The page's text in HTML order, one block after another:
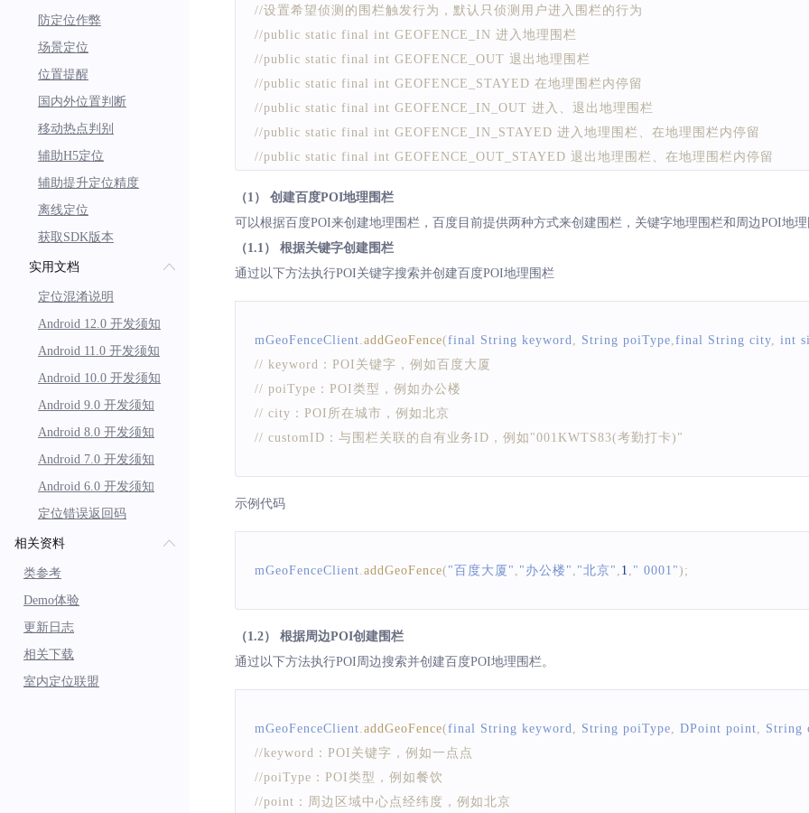
防定位作弊
场景定位
位置提醒
国内外位置判断
移动热点判别
辅助H5定位
辅助提升定位精度
离线定位
获取SDK版本
实用文档
定位混淆说明
Android 12.0 开发须知
Android 11.0 开发须知
Android 10.0 开发须知
Android 9.0 开发须知
Android 8.0 开发须知
Android 7.0 开发须知
Android 6.0 开发须知
定位错误返回码
相关资料
类参考
Demo体验
更新日志
相关下载
室内定位联盟
//设置希望侦测的围栏触发行为，默认只侦测用户进入围栏的行为
//public static final int GEOFENCE_IN 进入地理围栏
//public static final int GEOFENCE_OUT 退出地理围栏
//public static final int GEOFENCE_STAYED 在地理围栏内停留
//public static final int GEOFENCE_IN_OUT 进入、退出地理围栏
//public static final int GEOFENCE_IN_STAYED 进入地理围栏、在地理围栏内停留
//public static final int GEOFENCE_OUT_STAYED 退出地理围栏、在地理围栏内停留
mGeoFenceClient.setActivateAction
/**
* setTriggerCount(int in, int out, int stay)
* 设置进入围栏、离开围栏、在围栏内停留三种侦听行为的触发次数
* @param out 离开围栏的触发次数,类型为int,必须是>=0
* @param stay 在围栏内停留的触发次数,类型为int,必须是>=0
mGeoFenceClient
/**
* setStayTime(int interval)
*/
（1） 创建百度POI地理围栏
可以根据百度POI来创建地理围栏，百度目前提供两种方式来创建围栏，关键字地理围栏和周边POI地理
（1.1） 根据关键字创建围栏
通过以下方法执行POI关键字搜索并创建百度POI地理围栏
mGeoFenceClient addGeoFence(final String keyword String poiType final String city int
// keyword：POI关键字，例如百度大厦
// poiType：POI类型，例如办公楼
// city：POI所在城市，例如北京
// customID：与围栏关联的自有业务ID，例如"001KWTS83(考勤打卡)"
示例代码
mGeoFenceClient addGeoFence( "百度大厦" "办公楼" "北京" 1 " 0001") ;
（1.2） 根据周边POI创建围栏
通过以下方法执行POI周边搜索并创建百度POI地理围栏。
mGeoFenceClient addGeoFence(final String keyword String poiType DPoint point String
//keyword：POI关键字，例如一点点
//poiType：POI类型，例如餐饮
//point：周边区域中心点经纬度，例如北京